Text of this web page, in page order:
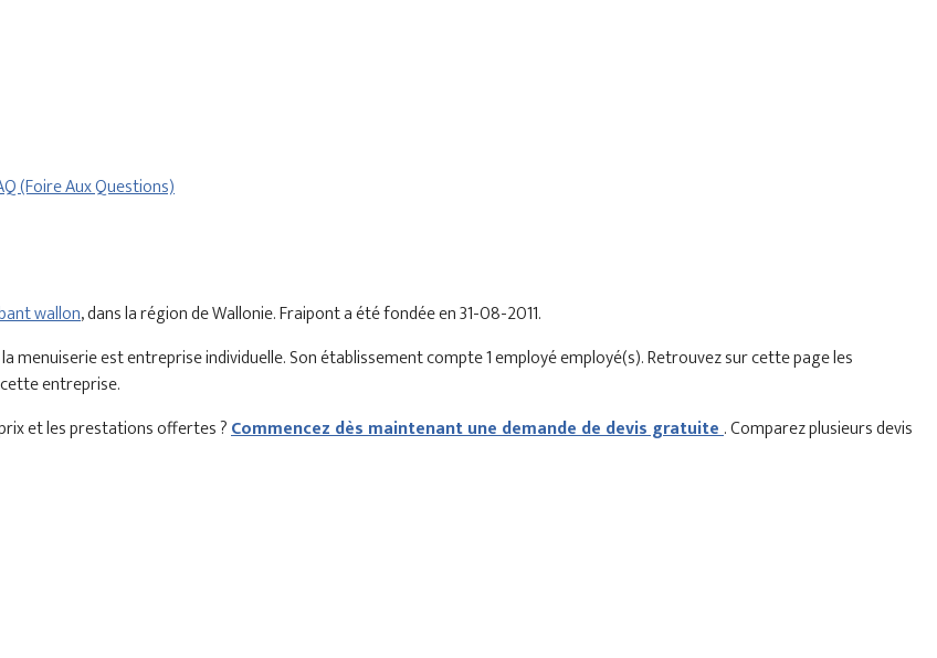
(Foire Aux Questions)
wallon, dans la région de Wallonie. Fraipont a été fondée en 31-08-2011.
est entreprise individuelle. Son établissement compte 1 employé employé(s). Retrouvez sur cette page les
entreprise.
et les prestations offertes ?Commencez dès maintenant une demande de devis gratuite. Comparez plusieurs devis